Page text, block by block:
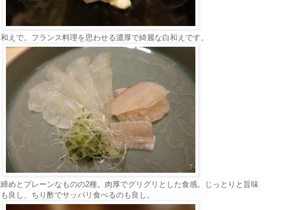
えで。フランス料理を思わせる濃厚で綺麗な白和えです。
めとプレーンなものの2種。肉厚でグリグリとした食感。じっとりと旨味
良し、ちり酢でサッパリ食べるのも良し。